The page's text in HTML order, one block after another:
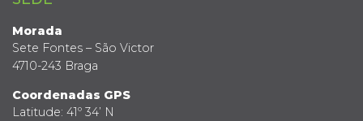
Morada
Sete Fontes – São Victor
4710-243 Braga
Coordenadas GPS
Latitude: 41º 34’ N